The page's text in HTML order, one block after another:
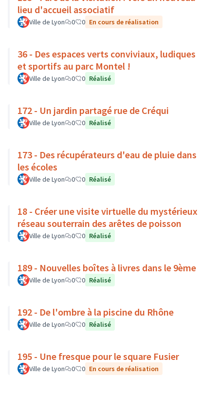
lieu d'accueil associatif
Ville de Lyon 0 0 En cours de réalisation
36 - Des espaces verts conviviaux, ludiques
et sportifs au parc Montel !
Ville de Lyon 0 0 Réalisé
172 - Un jardin partagé rue de Créqui
Ville de Lyon 0 0 Réalisé
173 - Des récupérateurs d'eau de pluie dans
les écoles
Ville de Lyon 0 0 Réalisé
18 - Créer une visite virtuelle du mystérieux
réseau souterrain des arêtes de poisson
Ville de Lyon 0 0 Réalisé
189 - Nouvelles boîtes à livres dans le 9ème
Ville de Lyon 0 0 Réalisé
192 - De l'ombre à la piscine du Rhône
Ville de Lyon 0 0 Réalisé
195 - Une fresque pour le square Fusier
Ville de Lyon 0 0 En cours de réalisation